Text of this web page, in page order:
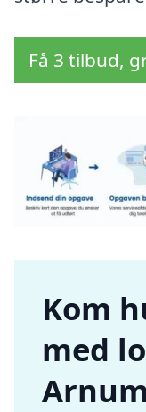
Få 3 tilbud,
Kom
med
Arnum